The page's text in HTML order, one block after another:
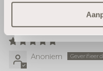
Anoniem
Nee, ik